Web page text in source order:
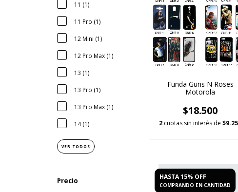
11 (1)
11 Pro (1)
12 Mini (1)
12 Pro Max (1)
13 (1)
13 Pro (1)
13 Pro Max (1)
14 (1)
VER TODOS
Precio
Funda Guns N Roses
Motorola
$18.500
2 cuotas sin interés de
HASTA 15% OFF
COMPRANDO EN CANTIDAD